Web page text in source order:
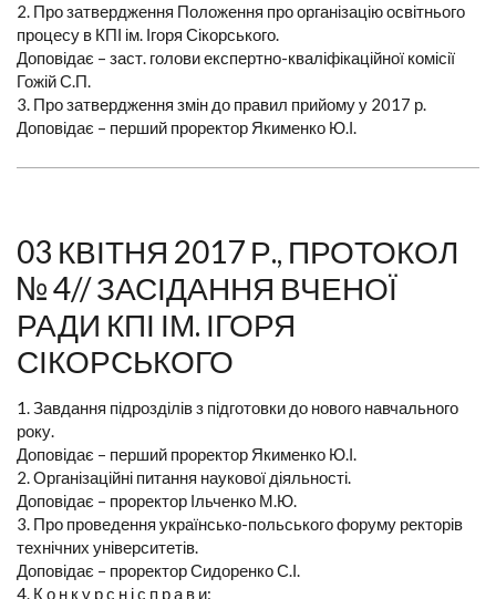
2. Про затвердження Положення про організацію освітнього
процесу в КПІ ім. Ігоря Сікорського.
Доповідає – заст. голови експертно-кваліфікаційної комісії
Гожій С.П.
3. Про затвердження змін до правил прийому у 2017 р.
Доповідає – перший проректор Якименко Ю.І.
03 КВІТНЯ 2017 Р., ПРОТОКОЛ
№ 4// ЗАСІДАННЯ ВЧЕНОЇ
РАДИ КПІ ІМ. ІГОРЯ
СІКОРСЬКОГО
1. Завдання підрозділів з підготовки до нового навчального
року.
Доповідає – перший проректор Якименко Ю.І.
2. Організаційні питання наукової діяльності.
Доповідає – проректор Ільченко М.Ю.
3. Про проведення українсько-польського форуму ректорів
технічних університетів.
Доповідає – проректор Сидоренко С.І.
4. К о н к у р с н і с п р а в и: